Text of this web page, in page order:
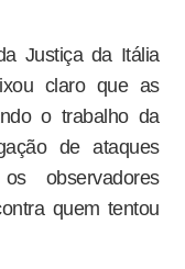
Justiça da Itália
claro que as
o trabalho da
de ataques
observadores
quem tentou